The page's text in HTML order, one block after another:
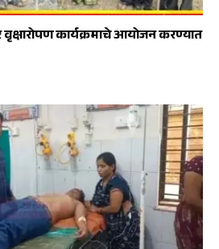
कार्यक्रमाचे आयोजन करण्यात